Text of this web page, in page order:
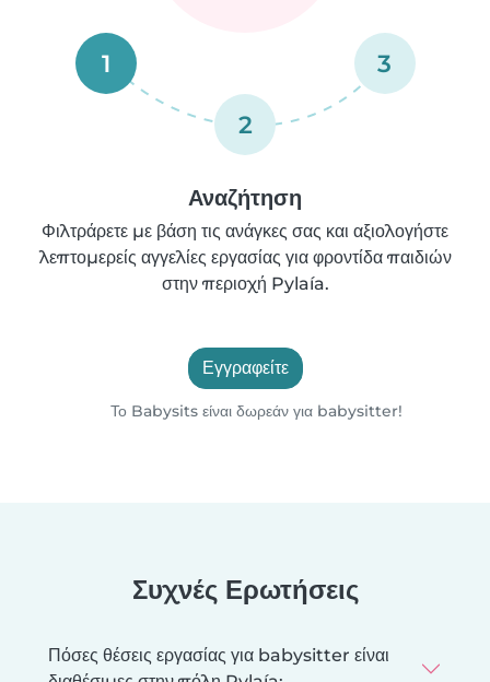
1
2
3
Αναζήτηση
Φιλτράρετε με βάση τις ανάγκες σας και αξιολογήστε
λεπτομερείς αγγελίες εργασίας για φροντίδα παιδιών
στην περιοχή Pylaía.
Εγγραφείτε
Το Babysits είναι δωρεάν για babysitter!
Συχνές Ερωτήσεις
Πόσες θέσεις εργασίας για babysitter είναι